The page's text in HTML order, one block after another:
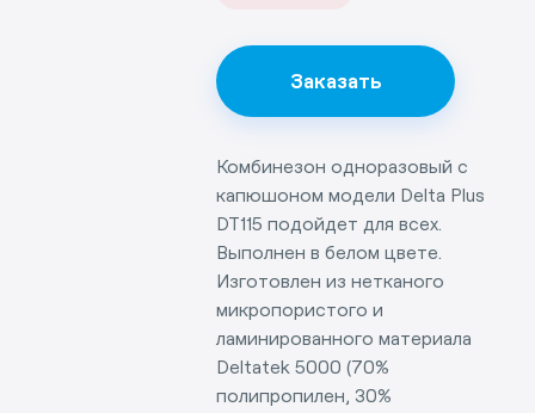
Заказать
Комбинезон одноразовый с
капюшоном модели Delta Plus
DT115 подойдет для всех.
Выполнен в белом цвете.
Изготовлен из нетканого
микропористого и
ламинированного материала
Deltatek 5000 (70%
полипропилен, 30%